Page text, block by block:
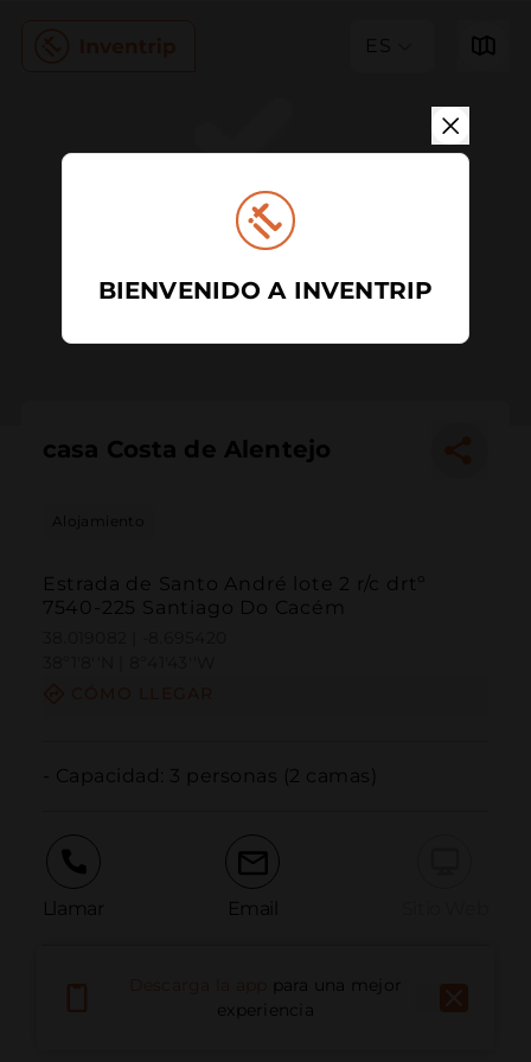
ES
casa Costa de Alentejo
Alojamiento
Estrada de Santo André lote 2 r/c drtº
7540-225 Santiago Do Cacém
- Capacidad: 3 personas (2 camas)
Llamar Email
Informar problemapara una mejor
experiencia
BIENVENIDO A INVENTRIP